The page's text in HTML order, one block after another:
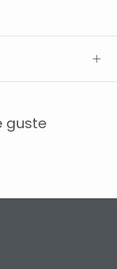
guste